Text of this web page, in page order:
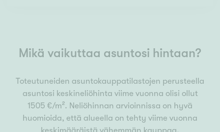
Mikä vaikuttaa asuntosi hintaan?
Toteutuneiden asuntokauppatilastojen perusteella
asuntosi keskineliöhinta viime vuonna olisi ollut
1505 €/m². Neliöhinnan arvioinnissa on hyvä
huomioida, että alueella on tehty viime vuonna